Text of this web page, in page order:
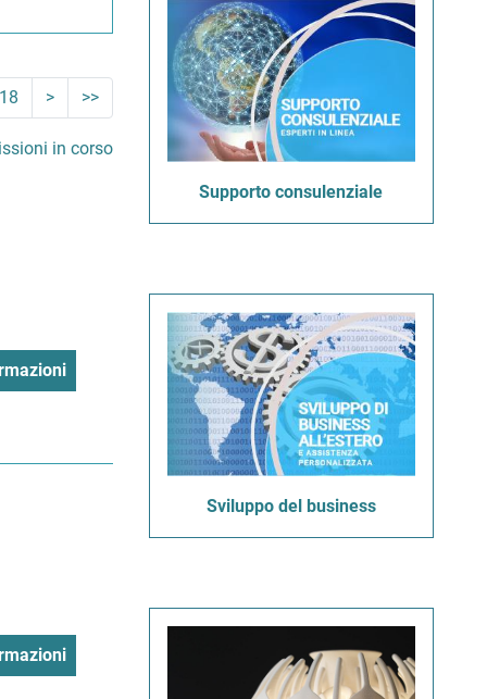
18 > >>
in corso
Supporto consulenziale
Sviluppo del business